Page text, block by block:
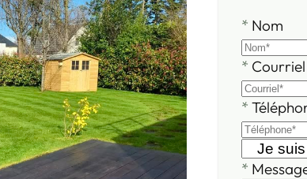
* Nom
* Courriel
*
*